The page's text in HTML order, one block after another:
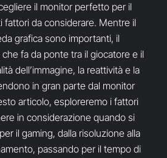
il monitor perfetto per il
fattori da considerare. Mentre il
grafica sono importanti, il
fa da ponte tra il giocatore e il
dell’immagine, la reattività e la
in gran parte dal monitor
articolo, esploreremo i fattori
in considerazione quando si
il gaming, dalla risoluzione alla
passando per il tempo di